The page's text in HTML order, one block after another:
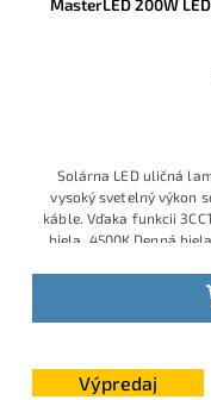
MasterLED 200W
Solárna LED uličná
vysoký svetelný výkon
káble. Vďaka funkcii
biela, 4500K Denná
Výpredaj